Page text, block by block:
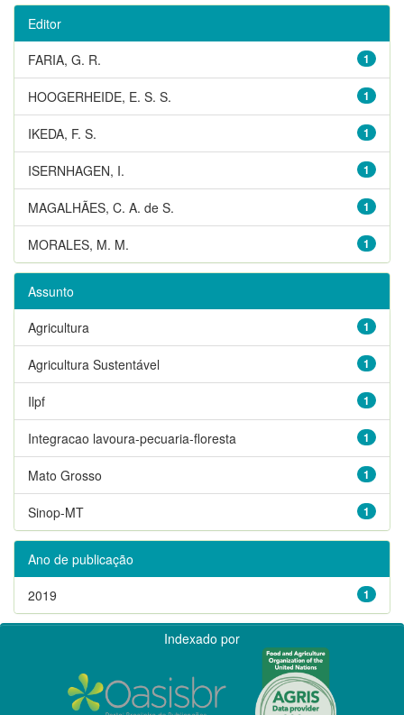
Editor
1
FARIA, G. R.
1
HOOGERHEIDE, E. S. S.
1
IKEDA, F. S.
1
ISERNHAGEN, I.
1
MAGALHÃES, C. A. de S.
1
MORALES, M. M.
Assunto
1
Agricultura
1
Agricultura Sustentável
1
Ilpf
1
Integracao lavoura-pecuaria-floresta
1
Mato Grosso
1
Sinop-MT
Ano de publicação
1
2019
Indexado por